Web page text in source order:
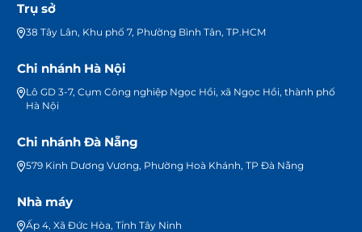
Trụ sở
38 Tây Lân, Khu phố 7, Phường Bình Tân, TP.HCM
Chi nhánh Hà Nội
Lô GD 3-7, Cụm Công nghiệp Ngọc Hồi, xã Ngọc Hồi, thành phố
Hà Nội
Chi nhánh Đà Nẵng
579 Kinh Dương Vương, Phường Hoà Khánh, TP Đà Nẵng
Nhà máy
Ấp 4, Xã Đức Hòa, Tỉnh Tây Ninh